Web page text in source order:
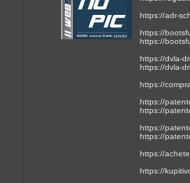
https://adr-
https://
https://
https://dvla-
https://dvla-
https://
https://
https://
https://
https://
https://
https://